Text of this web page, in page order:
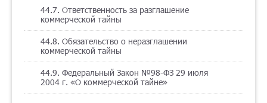
44.7. Ответственность за разглашение
коммерческой тайны
44.8. Обязательство о неразглашении
коммерческой тайны
44.9. Федеральный Закон №98-ФЗ 29 июля
2004 г. «О коммерческой тайне»